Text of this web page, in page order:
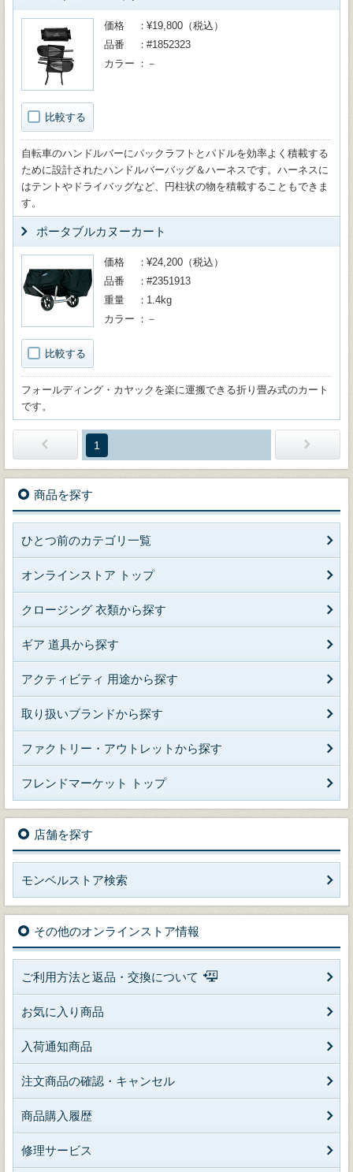
比較する
価格
¥19,800（税込）
品番
#1852323
カラー
－
自転車のハンドルバーにパックラフトとパドルを効率よく積載する
ために設計されたハンドルバーバッグ＆ハーネスです。ハーネスに
はテントやドライバッグなど、円柱状の物を積載することもできま
す。
ポータブルカヌーカート
比較する
価格
¥24,200（税込）
品番
#2351913
重量
1.4kg
カラー
－
フォールディング・カヤックを楽に運搬できる折り畳み式のカート
です。
1
商品を探す
ひとつ前のカテゴリ一覧
オンラインストア トップ
クロージング 衣類から探す
ギア 道具から探す
アクティビティ 用途から探す
取り扱いブランドから探す
ファクトリー・アウトレットから探す
フレンドマーケット トップ
店舗を探す
モンベルストア検索
その他のオンラインストア情報
ご利用方法と返品・交換について
お気に入り商品
入荷通知商品
注文商品の確認・キャンセル
商品購入履歴
修理サービス